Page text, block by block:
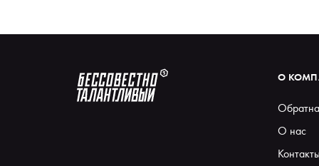
О
О нас
Контакты